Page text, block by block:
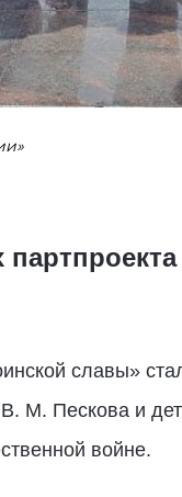
славы»
М. Пескова и
войне.